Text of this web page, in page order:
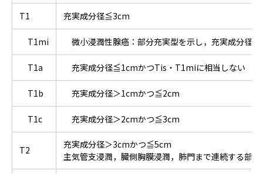
T1 充実成分径≦3cm
T1mi 微小浸潤性腺癌：部分充実型を示し，充実成分径
T1a 充実成分径≦1cmかつTis・T1miに相当しない
T1b 充実成分径＞1cmかつ≦2cm
T1c 充実成分径＞2cmかつ≦3cm
T2
充実成分径＞3cmかつ≦5cm
主気管支浸潤，臓側胸膜浸潤，肺門まで連続する部